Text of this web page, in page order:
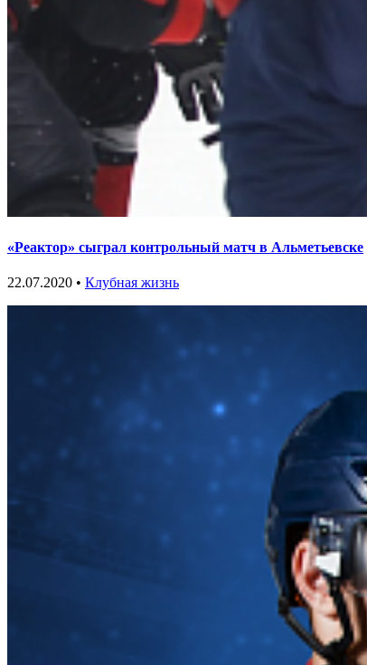
«Реактор» сыграл контрольный матч в Альметьевске
22.07.2020 • Клубная жизнь